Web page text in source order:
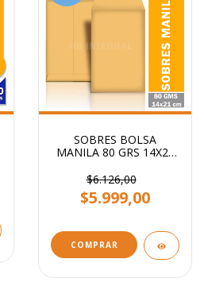
SOBRES BOLSA
MANILA 80 GRS 14X21
$6.126,00
$5.999,00
COMPRAR